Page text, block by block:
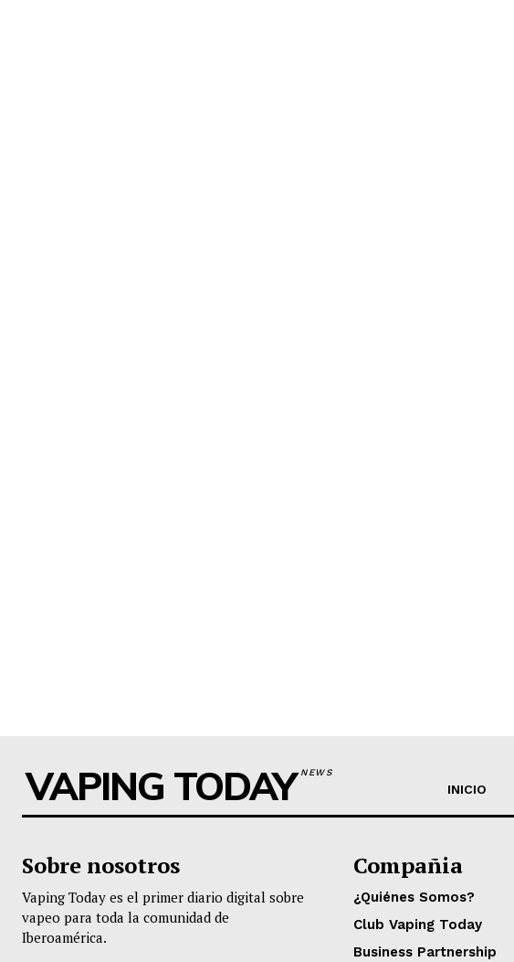
VAPING TODAYNEWS
INICIO
Sobre nosotros
Vaping Today es el primer diario digital sobre
vapeo para toda la comunidad de
Iberoamérica.
Compañia
¿Quiénes Somos?
Club Vaping Today
Business Partnership